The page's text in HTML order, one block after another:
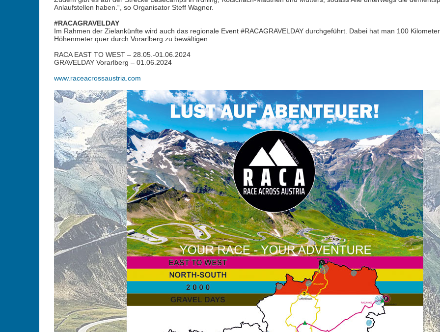
Anlaufstellen haben.“, so Organisator Steff Wagner.
#RACAGRAVELDAY
Im Rahmen der Zielankünfte wird auch das regionale Event #RACAGRAVELDAY durchgeführt. Dabei hat man 100
Höhenmeter quer durch Vorarlberg zu bewältigen.
RACA EAST TO WEST – 28.05.-01.06.2024
GRAVELDAY Vorarlberg – 01.06.2024
www.raceacrossaustria.com